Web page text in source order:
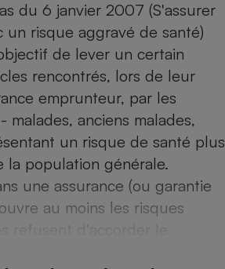
du 6 janvier 2007 (S'assurer
risque aggravé de santé)
de lever un certain
rencontrés, lors de leur
emprunteur, par les
malades, anciens malades,
un risque de santé plus
la population générale.
une assurance (ou garantie
au moins les risques
refusent d'accorder le
Lave-linge
Plaque de cuisson à
induction
Téléviseur
Téléphone mobile -
Smartphone
Radiateur électrique
Antimoustique